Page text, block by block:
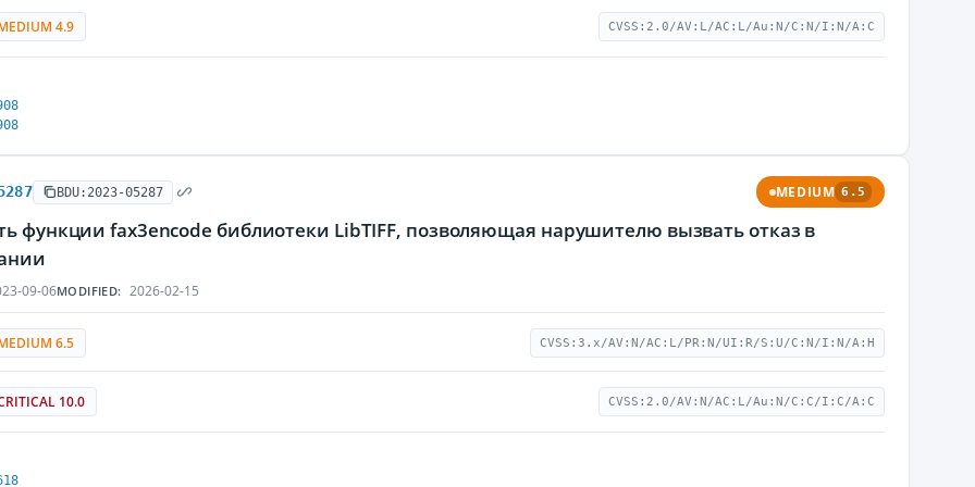
4.9 CVSS:2.0/AV:L/AC:L/Au:N/C:N/I:N/A:C
BDU:2023-05287 MEDIUM 6.5
функции fax3encode библиотеки LibTIFF, позволяющая нарушителю вызвать отказ в
09-06MODIFIED: 2026-02-15
6.5 CVSS:3.x/AV:N/AC:L/PR:N/UI:R/S:U/C:N/I:N/A:H
10.0 CVSS:2.0/AV:N/AC:L/Au:N/C:C/I:C/A:C